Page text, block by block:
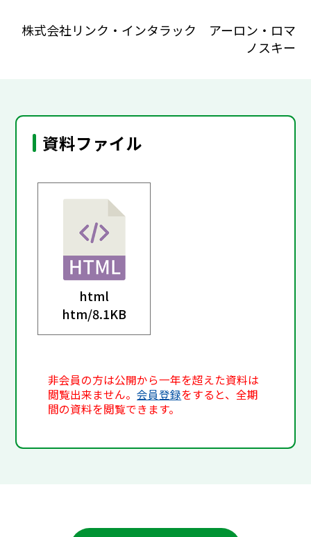
株式会社リンク・インタラック アーロン・ロマ
ノスキー
資料ファイル
html
htm/8.1KB
非会員の方は公開から一年を超えた資料は
閲覧出来ません。会員登録をすると、全期
間の資料を閲覧できます。